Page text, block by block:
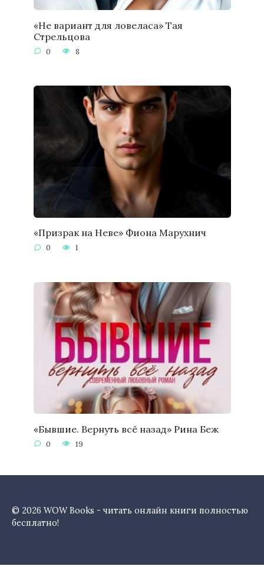
«Не вариант для ловеласа» Тая
Стрельцова
0 8
«Призрак на Неве» Фиона Марухнич
0 1
«Бывшие. Вернуть всё назад» Рина Беж
0 19
© 2026 WOW Books - читать онлайн книги полностью
бесплатно!